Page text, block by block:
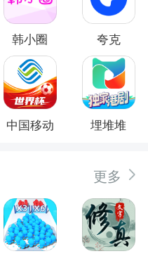
韩小圈 夸克
中国移动 埋堆堆
更多